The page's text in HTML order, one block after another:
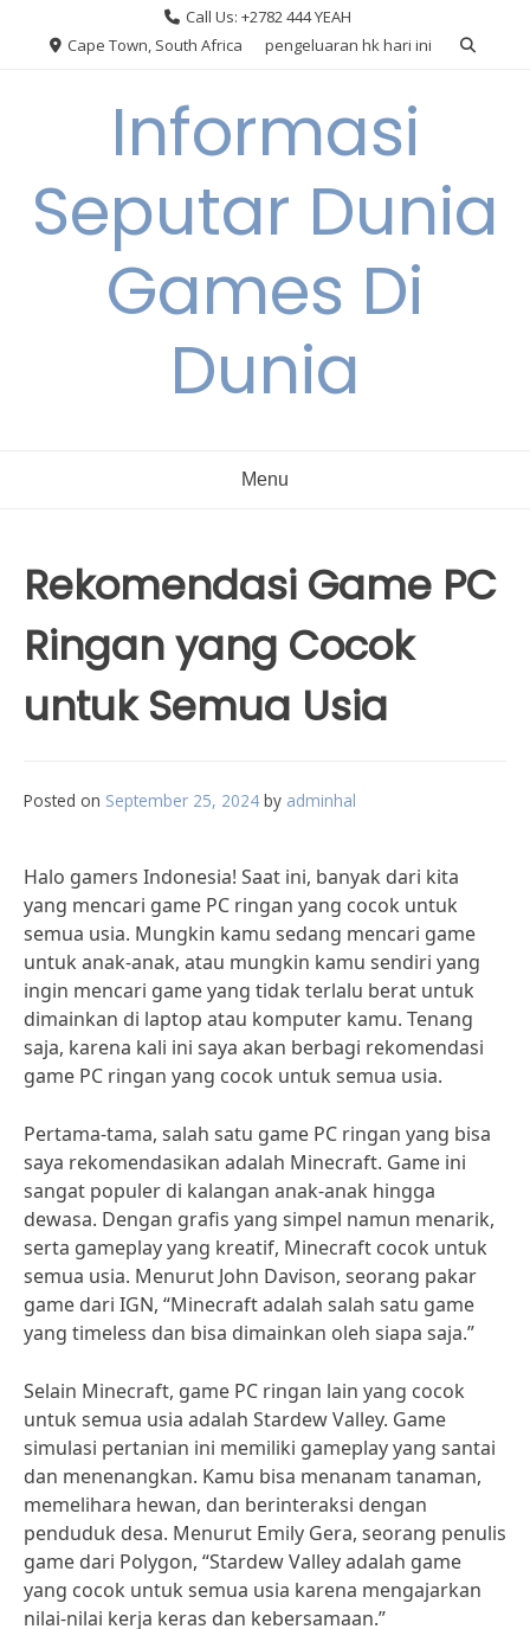
Call Us: +2782 444 YEAH
Cape Town, South Africa
pengeluaran hk hari ini
Informasi
Seputar Dunia
Games Di
Dunia
Menu
Rekomendasi Game PC
Ringan yang Cocok
untuk Semua Usia
Posted on September 25, 2024 by adminhal
Halo gamers Indonesia! Saat ini, banyak dari kita
yang mencari game PC ringan yang cocok untuk
semua usia. Mungkin kamu sedang mencari game
untuk anak-anak, atau mungkin kamu sendiri yang
ingin mencari game yang tidak terlalu berat untuk
dimainkan di laptop atau komputer kamu. Tenang
saja, karena kali ini saya akan berbagi rekomendasi
game PC ringan yang cocok untuk semua usia.
Pertama-tama, salah satu game PC ringan yang bisa
saya rekomendasikan adalah Minecraft. Game ini
sangat populer di kalangan anak-anak hingga
dewasa. Dengan grafis yang simpel namun menarik,
serta gameplay yang kreatif, Minecraft cocok untuk
semua usia. Menurut John Davison, seorang pakar
game dari IGN, “Minecraft adalah salah satu game
yang timeless dan bisa dimainkan oleh siapa saja.”
Selain Minecraft, game PC ringan lain yang cocok
untuk semua usia adalah Stardew Valley. Game
simulasi pertanian ini memiliki gameplay yang santai
dan menenangkan. Kamu bisa menanam tanaman,
memelihara hewan, dan berinteraksi dengan
penduduk desa. Menurut Emily Gera, seorang penulis
game dari Polygon, “Stardew Valley adalah game
yang cocok untuk semua usia karena mengajarkan
nilai-nilai kerja keras dan kebersamaan.”